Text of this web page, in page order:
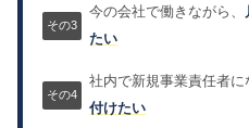
今の会社で働きながら、
たい
社内で新規事業責任者に
付けたい